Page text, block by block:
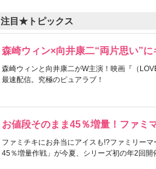
注目★トピックス
森崎ウィン×向井康二“両片思い”
森崎ウィンと向井康二がW主演！映画『（
最速配信。究極のピュアラブ！
お値段そのまま45％増量！ファミ
ファミチキにお弁当にアイスも!?ファミリー
45％増量作戦」が今夏、シリーズ初の年2回開